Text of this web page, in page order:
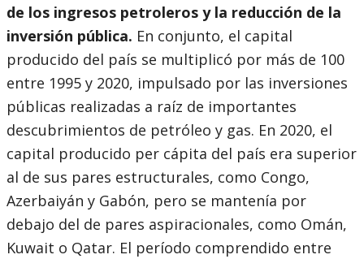
de los ingresos petroleros y la reducción de la
inversión pública. En conjunto, el capital
producido del país se multiplicó por más de 100
entre 1995 y 2020, impulsado por las inversiones
públicas realizadas a raíz de importantes
descubrimientos de petróleo y gas. En 2020, el
capital producido per cápita del país era superior
al de sus pares estructurales, como Congo,
Azerbaiyán y Gabón, pero se mantenía por
debajo del de pares aspiracionales, como Omán,
Kuwait o Qatar. El período comprendido entre